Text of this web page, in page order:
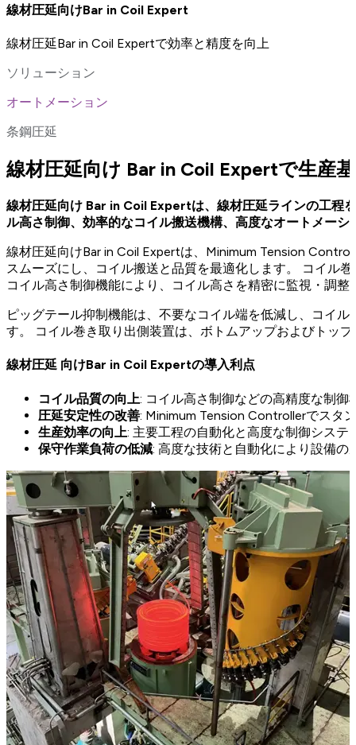
線材圧延向けBar in Coil Expert
線材圧延Bar in Coil Expertで効率と精度を向上
ソリューション
オートメーション
条鋼圧延
線材圧延向け Bar in Coil Expertで生産
線材圧延向け Bar in Coil Expertは、線材圧延ラインの工程
ル高さ制御、効率的なコイル搬送機構、高度なオートメー
線材圧延向けBar in Coil Expertは、Minimum Tension
スムーズにし、コイル搬送と品質を最適化します。 コイル
コイル高さ制御機能により、コイル高さを精密に監視・調
ピッグテール抑制機能は、不要なコイル端を低減し、コイ
す。 コイル巻き取り出側装置は、ボトムアップおよびトッ
線材圧延 向けBar in Coil Expertの導入利点
コイル品質の向上: コイル高さ制御などの高精度な制
圧延安定性の改善: Minimum Tension Controllerでスタ
生産効率の向上: 主要工程の自動化と高度な制御シス
保守作業負荷の低減: 高度な技術と自動化により設備